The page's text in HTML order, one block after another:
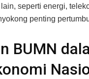
seperti energi,
penting
BUMN